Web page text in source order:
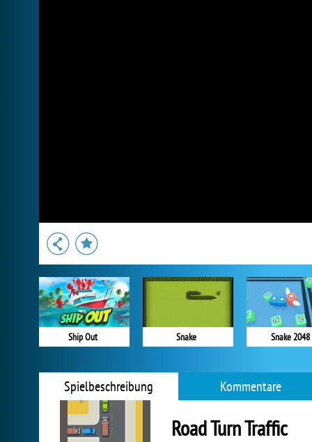
Ship Out Snake Snake 2048
Spielbeschreibung Kommentare
Road Turn Traffic